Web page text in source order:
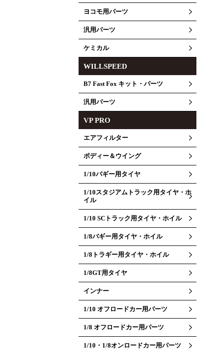
ヨコモ用パーツ
汎用パーツ
ケミカル
WILLSPEED
B7 Fast Fox キット・パーツ
汎用パーツ
VP PRO
エアフィルター
ボディー＆ウイング
1/10バギー用タイヤ
1/10スタジアムトラック用タイヤ・ホ
イル
1/10 SCトラック用タイヤ・ホイル
1/8バギー用タイヤ・ホイル
1/8トラギー用タイヤ・ホイル
1/8GT用タイヤ
インナー
1/10 オフロードカー用パーツ
1/8 オフロードカー用パーツ
1/10・1/8オンロードカー用パーツ